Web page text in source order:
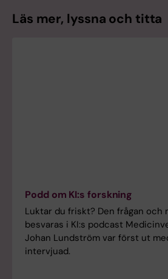
Läs mer, lyssna och titta
Podd om KI:s forskning
Luktar du friskt? Den frågan och
besvaras i KI:s podcast
Johan Lundström var först ut
intervjuad.